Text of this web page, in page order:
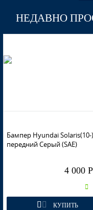
НЕДАВНО
Бампер Hyundai Solaris(10-)
передний Серый (SAE)
4 000
КУПИТЬ